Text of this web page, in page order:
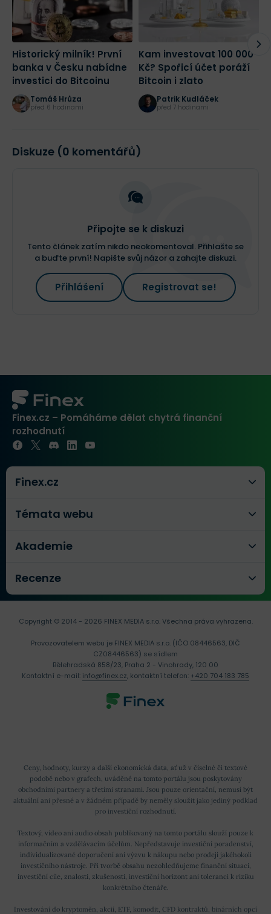
Historický milník! První
banka v Česku nabídne
investici do Bitcoinu
Tomáš Hrůza
před 6 hodinami
Kam investovat 100 000
Kč? Spořicí účet poráží
Bitcoin i zlato
Patrik Kudláček
před 7 hodinami
Diskuze (0 komentářů)
Připojte se k diskuzi
Tento článek zatím nikdo neokomentoval. Přihlašte se
a buďte první! Napište svůj názor a zahajte diskuzi.
Přihlášení Registrovat se!
Finex.cz – Pomáháme dělat chytrá finanční
rozhodnutí
Finex.cz
Témata webu
Akademie
Recenze
Ceny, hodnoty, kurzy a další ekonomická data, ať už v číselné či textové
podobě nebo v grafech, uváděné na tomto portálu jsou poskytovány
obchodními partnery a třetími stranami. Jsou pouze orientační, nemusí být
aktuální ani přesné a v žádném případě by neměly sloužit jako jediný podklad
pro investiční rozhodnutí.
Textový, video ani audio obsah publikovaný na tomto portálu slouží pouze k
informačním a vzdělávacím účelům. Nepředstavuje investiční poradenství,
individualizované doporučení ani výzvu k nákupu nebo prodeji jakéhokoli
investičního nástroje. Při tvorbě obsahu nezohledňujeme finanční situaci,
investiční cíle, znalosti, zkušenosti, investiční horizont ani toleranci k riziku
konkrétního čtenáře.
Investování do kryptoměn, akcií, ETF, komodit, CFD kontraktů, binárních opcí
Copyright © 2014 - 2026 FINEX MEDIA s.r.o.Všechna práva vyhrazena.
Provozovatelem webu je FINEX MEDIA s.r.o. (IČO 08446563, DIČ
CZ08446563) se sídlem
Bělehradská 858/23, Praha 2 - Vinohrady, 120 00
Kontaktní e-mail: info@finex.cz, kontaktní telefon: +420 704 183 785